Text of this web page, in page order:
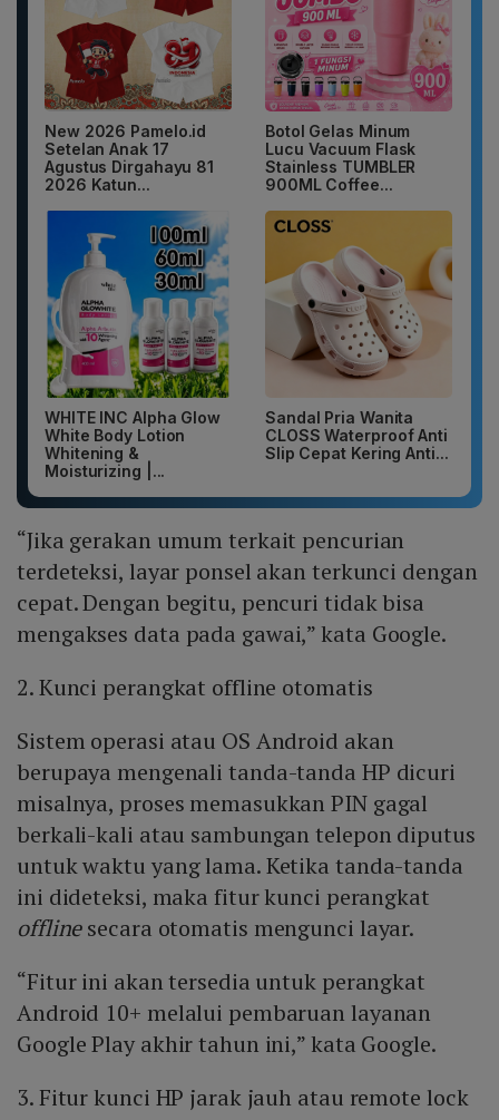
New 2026 Pamelo.id
Setelan Anak 17
Agustus Dirgahayu 81
2026 Katun...
Botol Gelas Minum
Lucu Vacuum Flask
Stainless TUMBLER
900ML Coffee...
WHITE INC Alpha Glow
White Body Lotion
Whitening &
Moisturizing |...
Sandal Pria Wanita
CLOSS Waterproof Anti
Slip Cepat Kering Anti...
“Jika gerakan umum terkait pencurian
terdeteksi, layar ponsel akan terkunci dengan
cepat. Dengan begitu, pencuri tidak bisa
mengakses data pada gawai,” kata Google.
2. Kunci perangkat offline otomatis
Sistem operasi atau OS Android akan
berupaya mengenali tanda-tanda HP dicuri
misalnya, proses memasukkan PIN gagal
berkali-kali atau sambungan telepon diputus
untuk waktu yang lama. Ketika tanda-tanda
ini dideteksi, maka fitur kunci perangkat
offlinesecara otomatis mengunci layar.
“Fitur ini akan tersedia untuk perangkat
Android 10+ melalui pembaruan layanan
Google Play akhir tahun ini,” kata Google.
3. Fitur kunci HP jarak jauh atau remote lock